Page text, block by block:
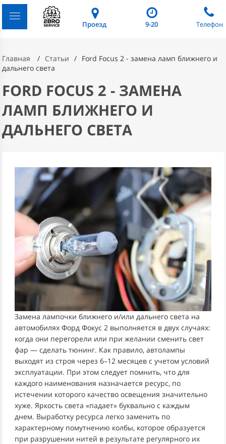
Проезд 9-20 Телефон
Главная Статьи
Ford Focus 2 - замена ламп ближнего и
дальнего света
FORD FOCUS 2 - ЗАМЕНА
ЛАМП БЛИЖНЕГО И
ДАЛЬНЕГО СВЕТА
Замена лампочки ближнего и/или дальнего света на
автомобилях Форд Фокус 2 выполняется в двух случаях:
когда они перегорели или при желании сменить свет
фар — сделать тюнинг. Как правило, автолампы
выходят из строя через 6–12 месяцев с учетом условий
эксплуатации. При этом следует помнить, что для
каждого наименования назначается ресурс, по
истечении которого качество освещения значительно
хуже. Яркость света «падает» буквально с каждым
днем. Выработку ресурса легко заменить по
характерному помутнению колбы, которое образуется
при разрушении нитей в результате регулярного их